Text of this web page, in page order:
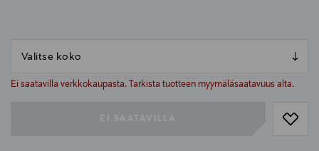
Ei saatavilla verkkokaupasta. Tarkista tuotteen myymäläsaatavuus alta.
null